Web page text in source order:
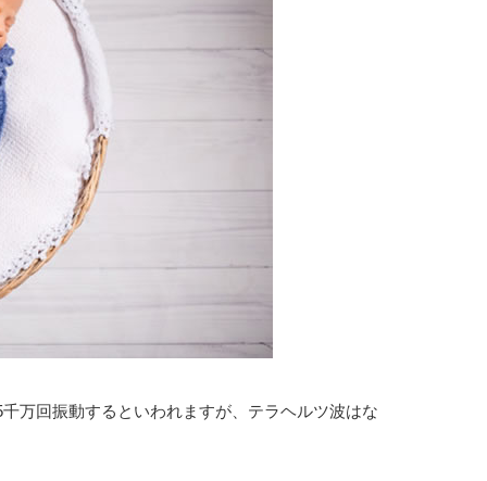
万回振動するといわれますが、テラヘルツ波はな